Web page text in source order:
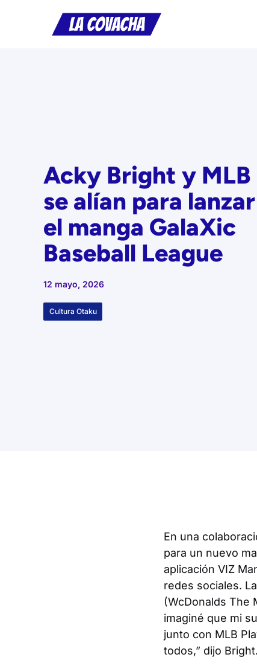
Acky Bright y MLB
se alían para lanzar
el manga GalaXic
Baseball League
12 mayo, 2026
Cultura Otaku
En una
para un nuevo
aplicación VIZ
redes sociales.
(WcDonalds The
imaginé que mi
junto con MLB
todos,” dijo Bright.